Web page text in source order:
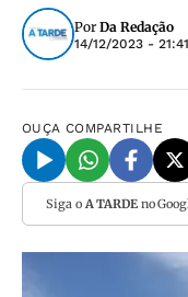
Por Da Redação
14/12/2023 -
OUÇA COMPARTILHE
Siga o A TARDEno